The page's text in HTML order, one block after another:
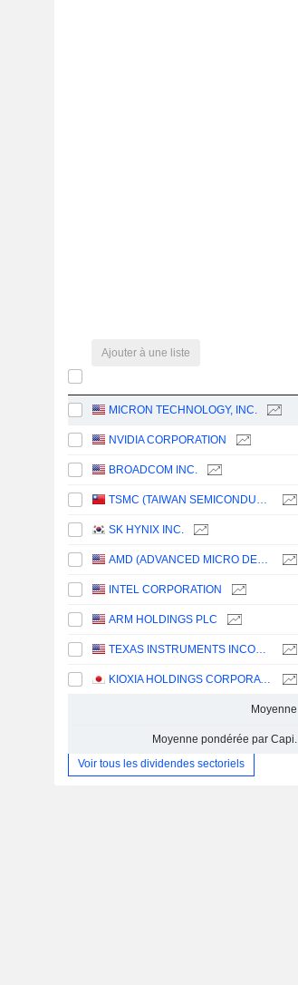
Ajouter à une liste
MICRON TECHNOLOGY, INC.
NVIDIA CORPORATION
BROADCOM INC.
TSMC (TAIWAN SEMICONDUCTOR MANUFACTURING COMPANY)
SK HYNIX INC.
AMD (ADVANCED MICRO DEVICES)
INTEL CORPORATION
ARM HOLDINGS PLC
TEXAS INSTRUMENTS INCORPORATED
KIOXIA HOLDINGS CORPORATION
Moyenne
Moyenne pondérée par Capi.
Voir tous les dividendes sectoriels